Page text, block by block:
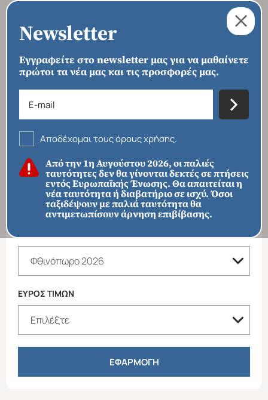
Newsletter
Εγγραφείτε στο newsletter μας για να μαθαίνετε
πρώτοι τα νέα μας και τις προσφορές μας.
Αποδέχομαι τους όρους χρήσης.
Από την 1η Αυγούστου 2026, οι παλιές
ταυτότητες δεν θα γίνονται δεκτές σε πτήσεις
εντός Ευρωπαϊκής Ένωσης. Θα απαιτείται η
νέα ταυτότητα ή διαβατήριο σε ισχύ. Όσοι
ταξιδέψουν με παλιά ταυτότητα θα
αντιμετωπίσουν άρνηση επιβίβασης.
ΑΡΧΙΚΗ › ΠΑΚΕΤΑ › ΦΘΙΝΟΠΩΡΟ 2026
ΦΙΛΤΡΑ ΑΝΑΖΗΤΗΣΗΣ
ΠΡΟΟΡΙΣΜΟΙ
ΚΑΤΗΓΟΡΙΑ
ΕΥΡΟΣ ΤΙΜΩΝ
ΕΦΑΡΜΟΓΗ